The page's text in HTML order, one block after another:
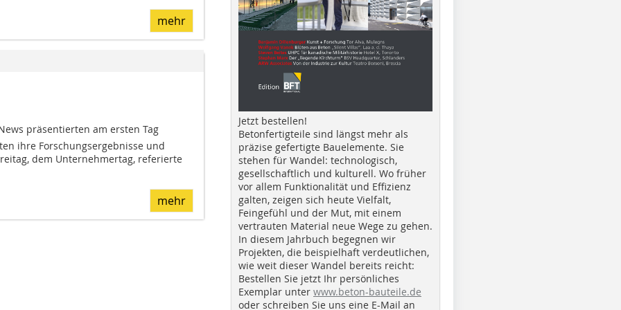
mehr
präsentierten am ersten Tag
ihre Forschungsergebnisse und
dem Unternehmertag, referierte
mehr
Jetzt bestellen!
Betonfertigteile sind längst mehr als
präzise gefertigte Bauelemente. Sie
stehen für Wandel: technologisch,
gesellschaftlich und kulturell. Wo früher
vor allem Funktionalität und Effizienz
galten, zeigen sich heute Vielfalt,
Feingefühl und der Mut, mit einem
vertrauten Material neue Wege zu gehen.
In diesem Jahrbuch begegnen wir
Projekten, die beispielhaft verdeutlichen,
wie weit dieser Wandel bereits reicht:
Bestellen Sie jetzt Ihr persönliches
Exemplar unter www.beton-bauteile.de
oder schreiben Sie uns eine E-Mail an